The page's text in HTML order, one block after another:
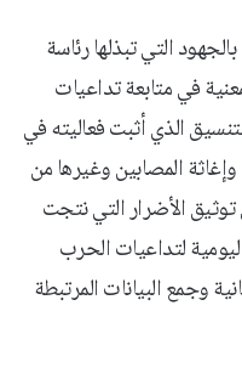
التي تبذلها رئاسة
في متابعة تداعيات
الذي أثبت فعاليته في
المصابين وغيرها من
توثيق الأضرار التي نتجت
لتداعيات الحرب
وجمع البيانات المرتبطة